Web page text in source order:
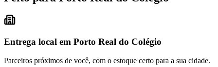
Entrega local em Porto Real do Colégio
Parceiros próximos de você, com o estoque certo para a sua cidade.